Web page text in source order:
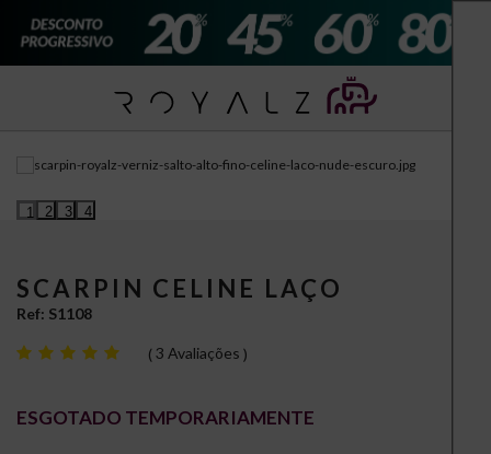
1 2 3 4
SCARPIN CELINE LAÇO
Ref: S1108
3 Avaliações
ESGOTADO TEMPORARIAMENTE